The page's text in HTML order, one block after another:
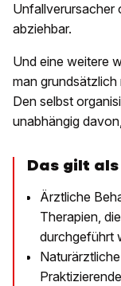
Unfallverursacher
abziehbar.
Und eine weitere
man
Den selbst
unabhängig
Das gilt
Ärztliche
Therapien,
durchgeführt